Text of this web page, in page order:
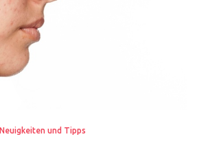
Neuigkeiten und Tipps